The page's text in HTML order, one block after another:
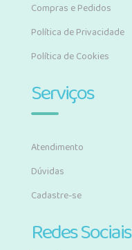
Compras e Pedidos
Política de Privacidade
Política de Cookies
Serviços
Atendimento
Dúvidas
Cadastre-se
Redes Sociais